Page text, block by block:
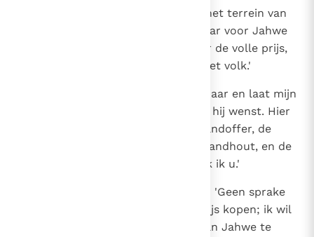
En David zei tot Ornan: 'Sta mij het terrein van
de dorsvloer af; ik wil er een altaar voor Jahwe
op bouwen. Verkoop het me voor de volle prijs,
opdat de plaag mag wijken van het volk.'
Ornan antwoordde: 'Neem het maar en laat mijn
heer, de koning, ermee doen wat hij wenst. Hier
heeft u de runderen voor het brandoffer, de
dorssleden kunnen dienen als brandhout, en de
tarwe als meeloffer; alles schenk ik u.'
Maar koning David zei tot Ornan: 'Geen sprake
van! Ik wil alles tegen de volle prijs kopen; ik wil
niets van u wegnemen om het aan Jahwe te